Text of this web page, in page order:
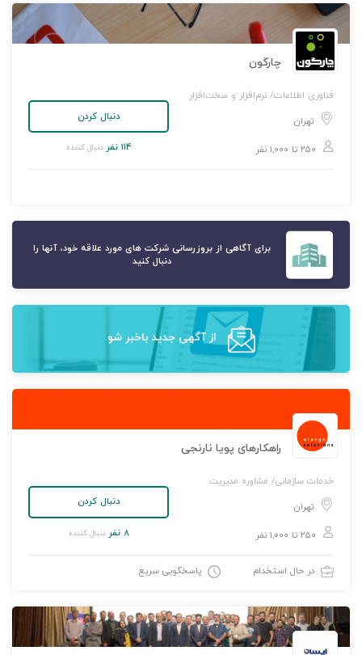
چارگون
فناوری اطلاعات/ نرم‌افزار و سخت‌افزار
تهران
۲۵۰ تا ۱,۰۰۰ نفر
دنبال کردن
۱۱۴ نفر دنبال کننده
برای آگاهی از بروزرسانی شرکت های مورد علاقه خود، آنها را
دنبال کنید
از آگهی‌ جدید باخبر شو
راهکارهای پویا نارنجی
خدمات سازمانی/ مشاوره مدیریت
تهران
۲۵۰ تا ۱,۰۰۰ نفر
دنبال کردن
۸ نفر دنبال کننده
در حال استخدام پاسخگویی سریع